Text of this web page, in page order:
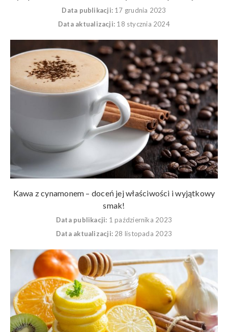
Data publikacji: 17 grudnia 2023
Data aktualizacji: 18 stycznia 2024
Kawa z cynamonem – doceń jej właściwości i wyjątkowy
smak!
Data publikacji: 1 października 2023
Data aktualizacji: 28 listopada 2023